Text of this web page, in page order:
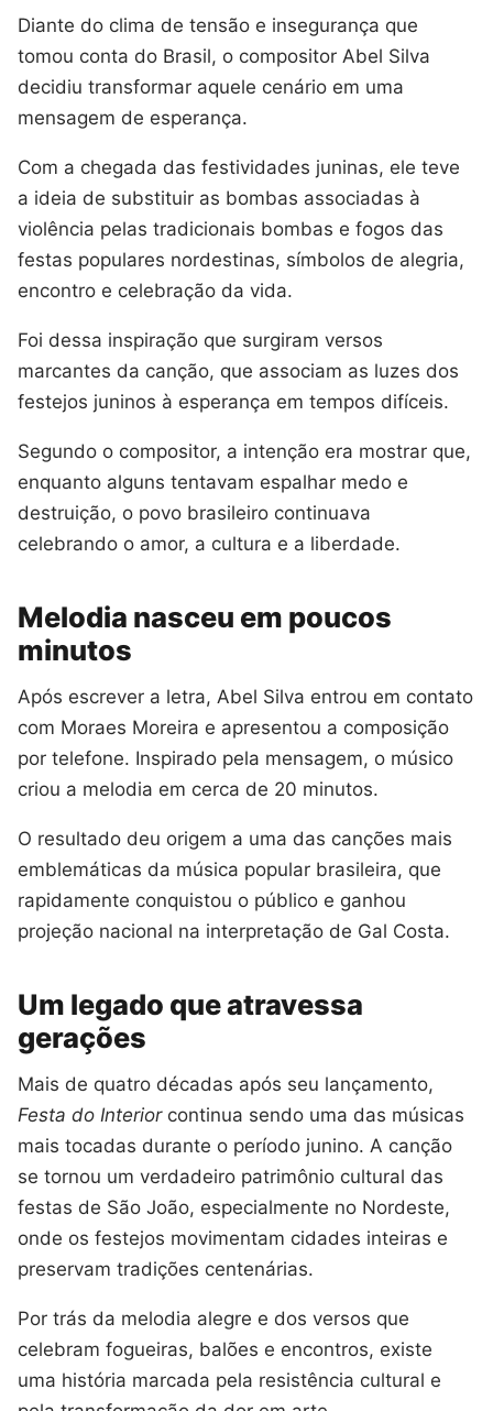
Diante do clima de tensão e insegurança que
tomou conta do Brasil, o compositor Abel Silva
decidiu transformar aquele cenário em uma
mensagem de esperança.
Com a chegada das festividades juninas, ele teve
a ideia de substituir as bombas associadas à
violência pelas tradicionais bombas e fogos das
festas populares nordestinas, símbolos de alegria,
encontro e celebração da vida.
Foi dessa inspiração que surgiram versos
marcantes da canção, que associam as luzes dos
festejos juninos à esperança em tempos difíceis.
Segundo o compositor, a intenção era mostrar que,
enquanto alguns tentavam espalhar medo e
destruição, o povo brasileiro continuava
celebrando o amor, a cultura e a liberdade.
Melodia nasceu em poucos
minutos
Após escrever a letra, Abel Silva entrou em contato
com Moraes Moreira e apresentou a composição
por telefone. Inspirado pela mensagem, o músico
criou a melodia em cerca de 20 minutos.
O resultado deu origem a uma das canções mais
emblemáticas da música popular brasileira, que
rapidamente conquistou o público e ganhou
projeção nacional na interpretação de Gal Costa.
Um legado que atravessa
gerações
Mais de quatro décadas após seu lançamento,
Festa do Interiorcontinua sendo uma das músicas
mais tocadas durante o período junino. A canção
se tornou um verdadeiro patrimônio cultural das
festas de São João, especialmente no Nordeste,
onde os festejos movimentam cidades inteiras e
preservam tradições centenárias.
Por trás da melodia alegre e dos versos que
celebram fogueiras, balões e encontros, existe
uma história marcada pela resistência cultural e